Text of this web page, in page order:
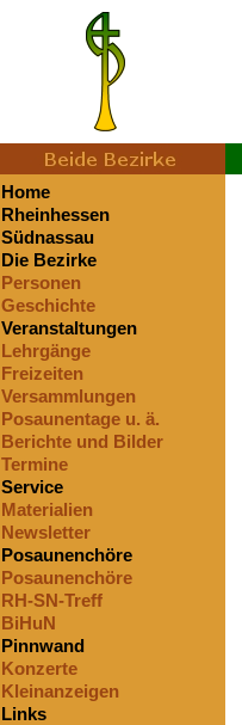
Home
Rheinhessen
Südnassau
Die Bezirke
Personen
Geschichte
Veranstaltungen
Lehrgänge
Freizeiten
Versammlungen
Posaunentage u. ä.
Berichte und Bilder
Termine
Service
Materialien
Newsletter
Posaunenchöre
Posaunenchöre
RH-SN-Treff
BiHuN
Pinnwand
Konzerte
Kleinanzeigen
Links